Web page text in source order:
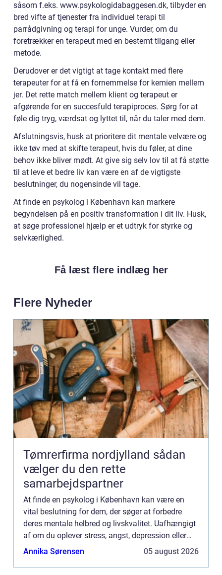
såsom f.eks. www.psykologidabaggesen.dk, tilbyder en
bred vifte af tjenester fra individuel terapi til
parrådgivning og terapi for unge. Vurder, om du
foretrækker en terapeut med en bestemt tilgang eller
metode.
Derudover er det vigtigt at tage kontakt med flere
terapeuter for at få en fornemmelse for kemien mellem
jer. Det rette match mellem klient og terapeut er
afgørende for en succesfuld terapiproces. Sørg for at
føle dig tryg, værdsat og lyttet til, når du taler med dem.
Afslutningsvis, husk at prioritere dit mentale velvære og
ikke tøv med at skifte terapeut, hvis du føler, at dine
behov ikke bliver mødt. At give sig selv lov til at få støtte
til at leve et bedre liv kan være en af de vigtigste
beslutninger, du nogensinde vil tage.
At finde en psykolog i København kan markere
begyndelsen på en positiv transformation i dit liv. Husk,
at søge professionel hjælp er et udtryk for styrke og
selvkærlighed.
Få læst flere indlæg her
Flere Nyheder
Tømrerfirma nordjylland sådan
vælger du den rette
samarbejdspartner
At finde en psykolog i København kan være en
vital beslutning for dem, der søger at forbedre
deres mentale helbred og livskvalitet. Uafhængigt
af om du oplever stress, angst, depression eller
livskriser, kan professionel ter...
Annika Sørensen 05 august 2026